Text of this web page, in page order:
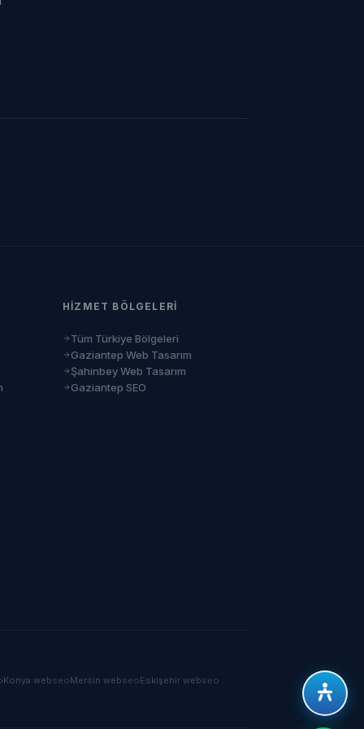
HIZMET BÖLGELERI
Tüm Türkiye Bölgeleri
Gaziantep Web Tasarım
Şahinbey Web Tasarım
Gaziantep SEO
Konya webseoMersin webseoEskişehir webseo